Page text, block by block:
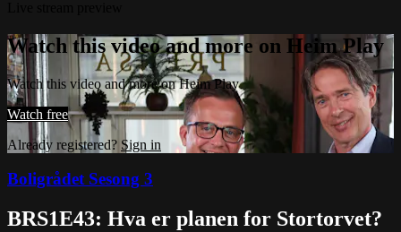
Watch this video and more on Heim Play
Watch this video and more on Heim Play
Watch free
Already registered? Sign in
Boligrådet Sesong 3
BRS1E43: Hva er planen for Stortorvet?